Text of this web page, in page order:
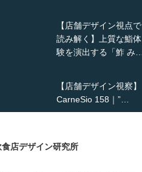
【店舗デザイン視点で
読み解く】上質な鮨体
験を演出する「鮓 み…
【店舗デザイン視察】
CarneSio 158｜”…
【熊の鳥焼き】囲炉裏